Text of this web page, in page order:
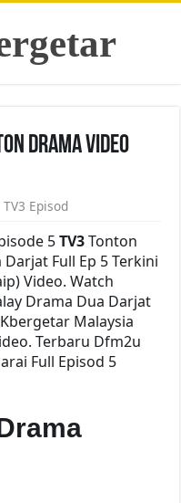
Drama Video
TV3 Episod
5TV3Tonton
Full Ep 5 Terkini
Video. Watch
Drama Dua Darjat
Malaysia
Terbaru Dfm2u
Full Episod 5